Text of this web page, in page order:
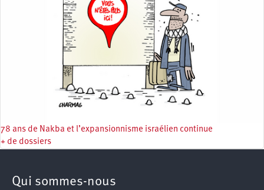
78 ans de Nakba et l’expansionnisme israélien continue
+ de dossiers
Qui sommes-nous